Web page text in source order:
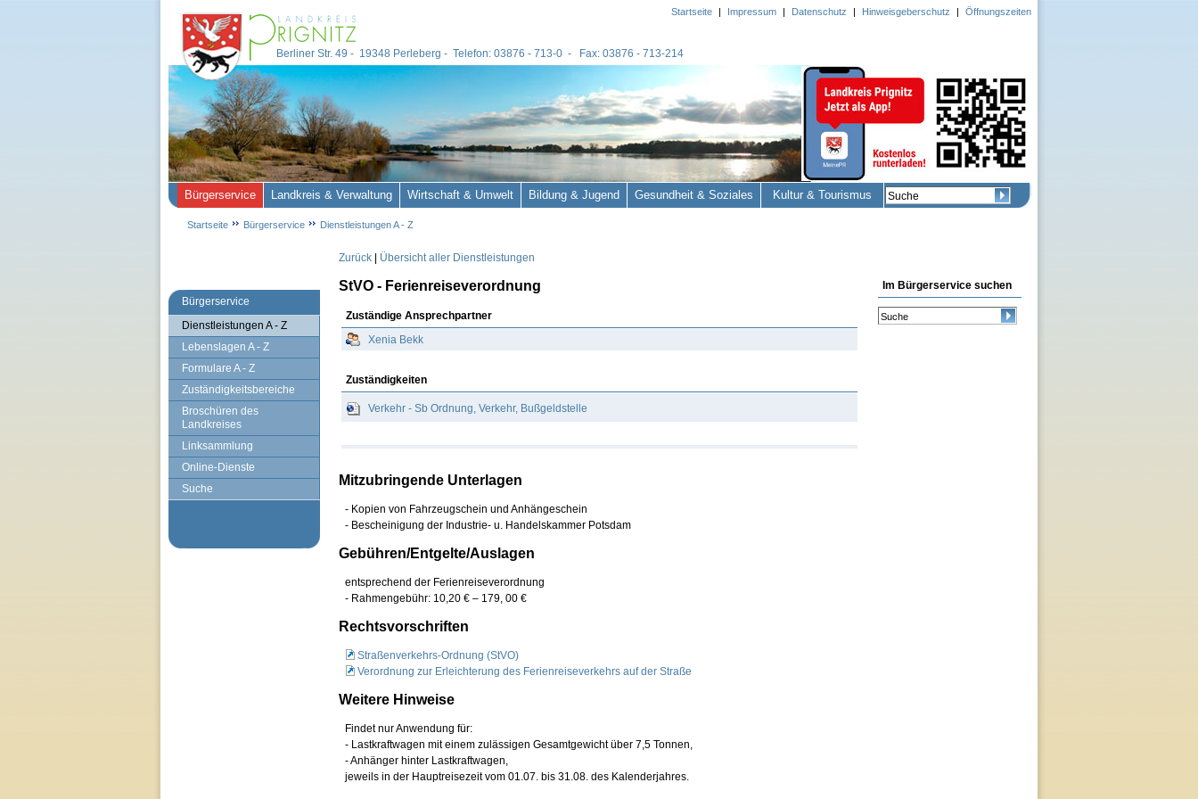
Bürgerservice
Dienstleistungen A - Z
Lebenslagen A - Z
Formulare A - Z
Zuständigkeitsbereiche
Broschüren des
Landkreises
Linksammlung
Online-Dienste
Suche
Zurück Übersicht aller Dienstleistungen
StVO - Ferienreiseverordnung
Zuständige Ansprechpartner
Xenia Bekk
Zuständigkeiten
Verkehr - Sb Ordnung, Verkehr, Bußgeldstelle
Mitzubringende Unterlagen
- Kopien von Fahrzeugschein und Anhängeschein
- Bescheinigung der Industrie- u. Handelskammer Potsdam
Gebühren/Entgelte/Auslagen
entsprechend der Ferienreiseverordnung
- Rahmengebühr: 10,20 € – 179, 00 €
Rechtsvorschriften
Straßenverkehrs-Ordnung (StVO)
Verordnung zur Erleichterung des Ferienreiseverkehrs auf der Straße
Weitere Hinweise
Findet nur Anwendung für:
- Lastkraftwagen mit einem zulässigen Gesamtgewicht über 7,5 Tonnen,
- Anhänger hinter Lastkraftwagen,
jeweils in der Hauptreisezeit vom 01.07. bis 31.08. des Kalenderjahres.
Im Bürgerservice suchen
Berliner Str. 49 - 19348 Perleberg - Telefon: 03876 - 713-0 - Fax: 03876 - 713-214
Startseite | Impressum | Datenschutz | Hinweisgeberschutz | Öffnungszeiten
Bürgerservice Landkreis & Verwaltung Wirtschaft & Umwelt Bildung & Jugend Gesundheit & Soziales Kultur & Tourismus
Startseite Bürgerservice Dienstleistungen A - Z